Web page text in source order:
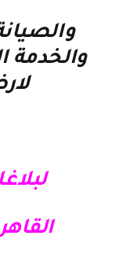
والخدمة
القاهرة: –